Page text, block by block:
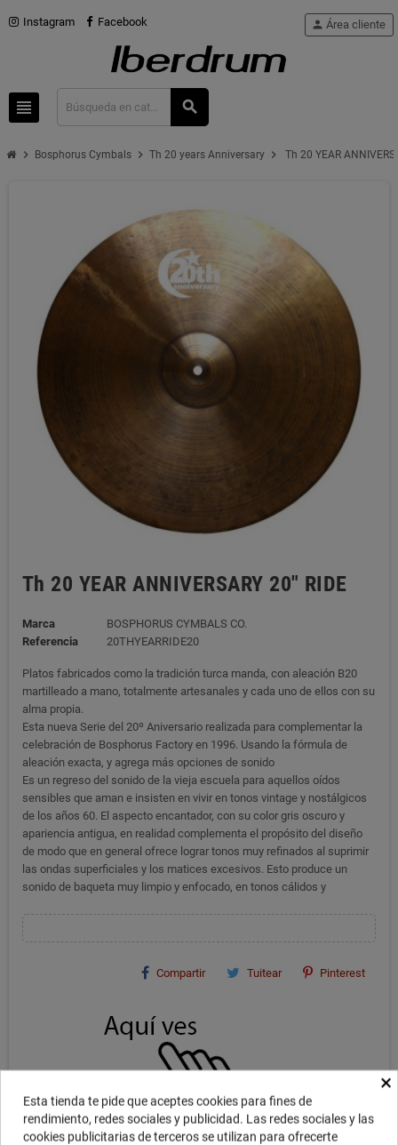
Instagram Facebook
view_headline search
person Área cliente
chevron_right Bosphorus Cymbals chevron_right Th 20 years Anniversary chevron_right Th 20 YEAR
Th 20 YEAR ANNIVERSARY 20" RIDE
Marca
BOSPHORUS CYMBALS CO.
Referencia
20THYEARRIDE20
Platos fabricados como la tradición turca manda, con aleación B20
martilleado a mano, totalmente artesanales y cada uno de ellos con su
alma propia.
Esta nueva Serie del 20º Aniversario realizada para complementar la
celebración de Bosphorus Factory en 1996. Usando la fórmula de
aleación exacta, y agrega más opciones de sonido
Es un regreso del sonido de la vieja escuela para aquellos oídos
sensibles que aman e insisten en vivir en tonos vintage y nostálgicos
de los años 60. El aspecto encantador, con su color gris oscuro y
apariencia antigua, en realidad complementa el propósito del diseño
de modo que en general ofrece lograr tonos muy refinados al suprimir
las ondas superficiales y los matices excesivos. Esto produce un
sonido de baqueta muy limpio y enfocado, en tonos cálidos y
Compartir Tuitear Pinterest
×
Esta tienda te pide que aceptes cookies para fines de
rendimiento, redes sociales y publicidad. Las redes sociales y las
cookies publicitarias de terceros se utilizan para ofrecerte